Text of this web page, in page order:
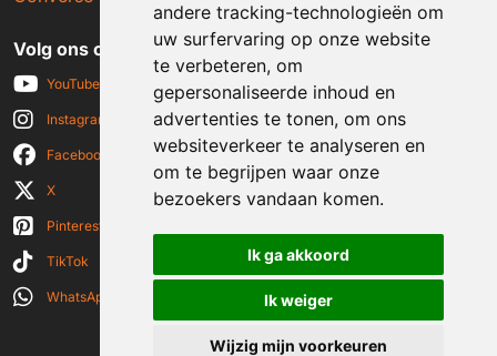
andere tracking-technologieën om
uw surfervaring op onze website
te verbeteren, om
gepersonaliseerde inhoud en
advertenties te tonen, om ons
websiteverkeer te analyseren en
om te begrijpen waar onze
bezoekers vandaan komen.
Ik ga akkoord
Ik weiger
Wijzig mijn voorkeuren
Volg ons op social media
YouTube
Instagram
Facebook
X
Pinterest
TikTok
WhatsApp